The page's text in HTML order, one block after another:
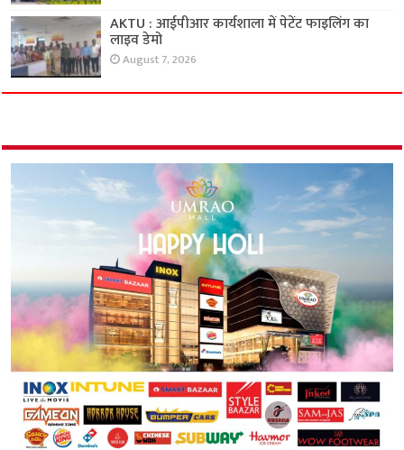
AKTU : आईपीआर कार्यशाला में पेटेंट फाइलिंग का
लाइव डेमो
August 7, 2026